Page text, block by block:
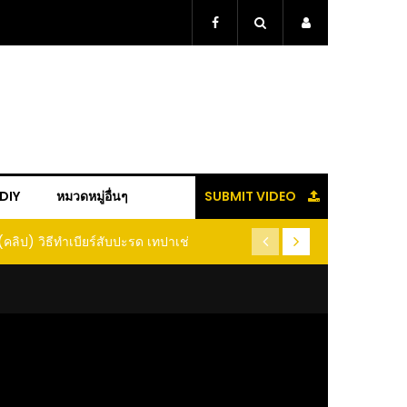
หมวดหมู่อื่นๆ SUBMIT VIDEO
ลิป) วิธีทำเบียร์สับปะรด เทปาเช่
(คลิป) รู้แล้วจะหนาว!! หัวเดี
หนอนแมลง หนีกระเจิง